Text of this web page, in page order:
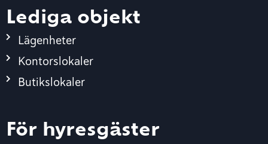
Lediga objekt
Lägenheter
Kontorslokaler
Butikslokaler
För hyresgäster